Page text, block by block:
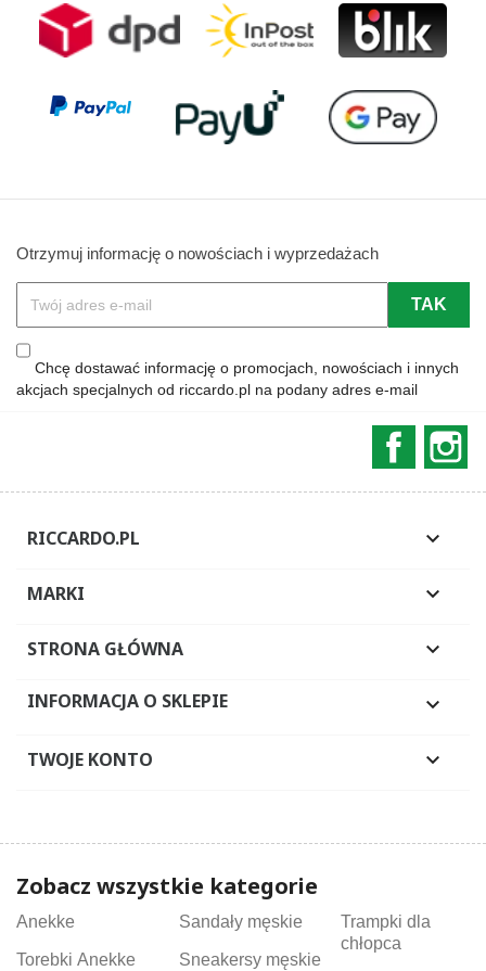
Otrzymuj informację o nowościach i wyprzedażach
Chcę dostawać informację o promocjach, nowościach i innych
akcjach specjalnych od riccardo.pl na podany adres e-mail
RICCARDO.PL 
MARKI 
STRONA GŁÓWNA 
INFORMACJA O SKLEPIE 
TWOJE KONTO 
Zobacz wszystkie kategorie
Anekke
Torebki Anekke
Sandały męskie
Sneakersy męskie
Trampki dla
chłopca